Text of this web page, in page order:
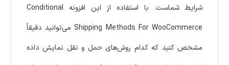
شرایط شماست. با استفاده از این افزونه Conditional
Shipping Methods For WooCommerce می‌توانید دقیقاً
مشخص کنید که کدام روش‌های حمل و نقل نمایش داده